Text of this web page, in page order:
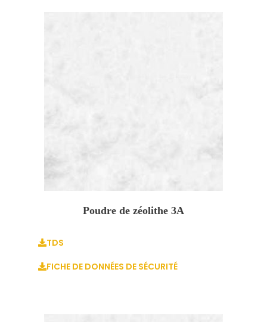
Poudre de zéolithe 3A
TDS
FICHE DE DONNÉES DE SÉCURITÉ